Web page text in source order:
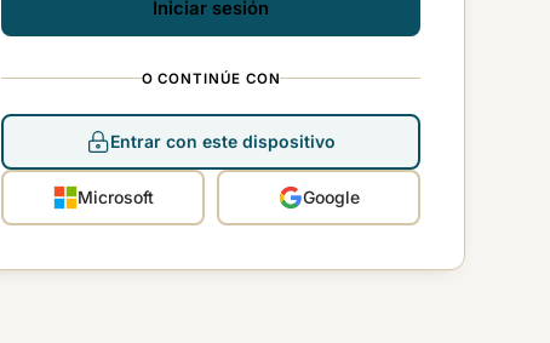
Iniciar sesión
O CONTINÚE CON
Entrar con este dispositivo
Microsoft Google